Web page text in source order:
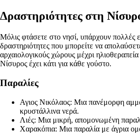
Δραστηριότητες στη
Μόλις φτάσετε στο νησί, υπάρχουν πολλές
δραστηριότητες που μπορείτε να
αρχαιολογικούς χώρους μέχρι
Νίσυρος έχει κάτι για κάθε γούστο.
Παραλίες
Αγιος Νικόλαος: Μια πανέμορφη
κρυστάλλινα νερά.
Λιές: Μια μικρή, απομονωμένη
Χαρακόπια: Μια παραλία με άγρια